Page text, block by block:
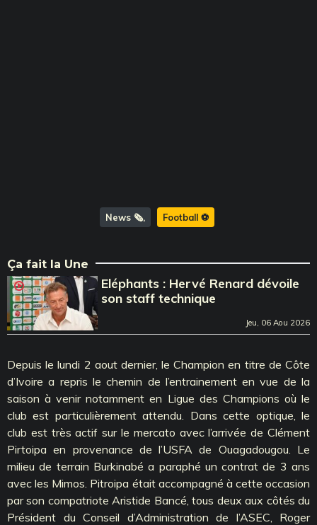
News 🗞️ Football ⚽️
Ça fait la Une
Eléphants : Hervé Renard dévoile
son staff technique
Jeu, 06 Aou 2026
Depuis le lundi 2 aout dernier, le Champion en titre de Côte
d’Ivoire a repris le chemin de l’entrainement en vue de la
saison à venir notamment en Ligue des Champions où le
club est particulièrement attendu. Dans cette optique, le
club est très actif sur le mercato avec l’arrivée de Clément
Pirtoipa en provenance de l’USFA de Ouagadougou. Le
milieu de terrain Burkinabé a paraphé un contrat de 3 ans
avec les Mimos. Pitroipa était accompagné à cette occasion
par son compatriote Aristide Bancé, tous deux aux côtés du
Président du Conseil d’Administration de l’ASEC, Roger